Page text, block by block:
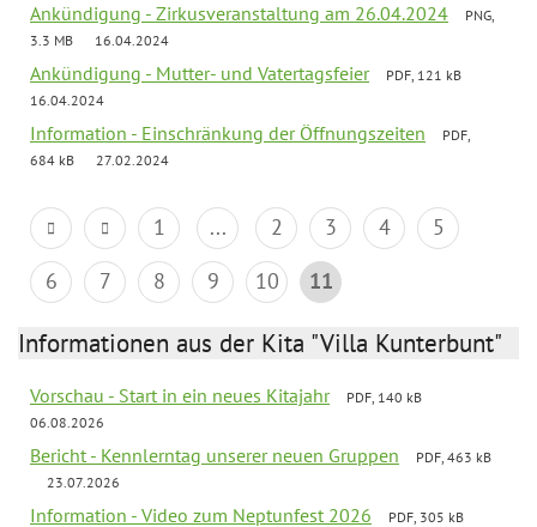
Ankündigung - Zirkusveranstaltung am 26.04.2024
PNG,
3.3 MB
16.04.2024
Ankündigung - Mutter- und Vatertagsfeier
PDF, 121 kB
16.04.2024
Information - Einschränkung der Öffnungszeiten
PDF,
684 kB
27.02.2024
1 ... 2 3 4
5
6
7 8 9 10 11
Informationen aus der Kita "Villa Kunterbunt"
Vorschau - Start in ein neues Kitajahr
PDF, 140 kB
06.08.2026
Bericht - Kennlerntag unserer neuen Gruppen
PDF, 463 kB
23.07.2026
Information - Video zum Neptunfest 2026 PDF, 305 kB